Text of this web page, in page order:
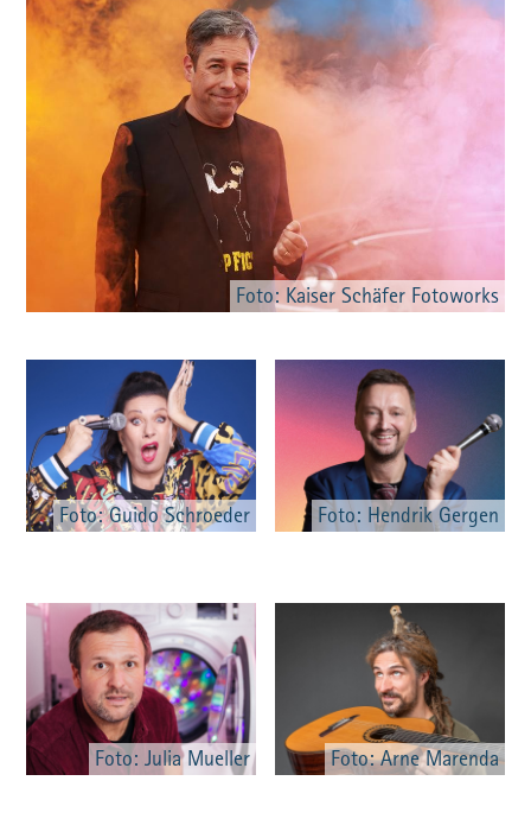
Foto: Kaiser Schäfer Fotoworks
Foto: Guido Schroeder Foto: Hendrik Gergen
Foto: Julia Mueller Foto: Arne Marenda